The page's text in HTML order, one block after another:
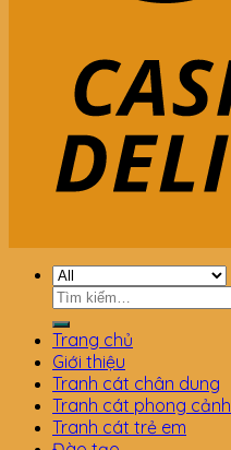
Tìm
kiếm:
Trang chủ
Giới thiệu
Tranh cát chân dung
Tranh cát phong cảnh
Tranh cát trẻ em